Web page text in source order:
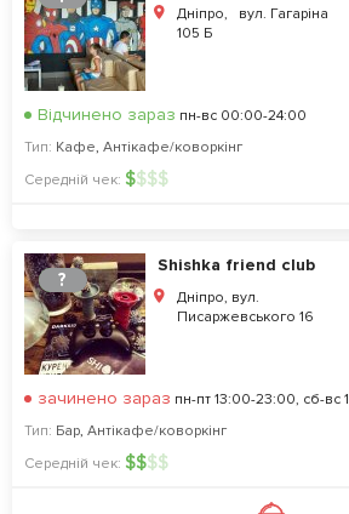
Дніпро, вул. Гагаріна
105 Б
Відчинено зараз пн-вс 00:00-24:00
Тип: Кафе, Антікафе/коворкінг
Середній чек: $$$$
?
Shishka friend club
Дніпро, вул.
Писаржевського 16
зачинено зараз пн-пт 13:00-23:00, сб-вс
Тип: Бар, Антікафе/коворкінг
Середній чек: $$$$